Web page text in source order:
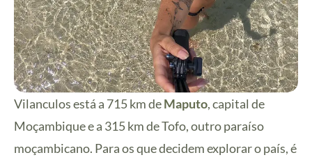
Vilanculos está a 715 km deMaputo, capital de
Moçambique e a 315 km de Tofo, outro paraíso
moçambicano. Para os que decidem explorar o país, é